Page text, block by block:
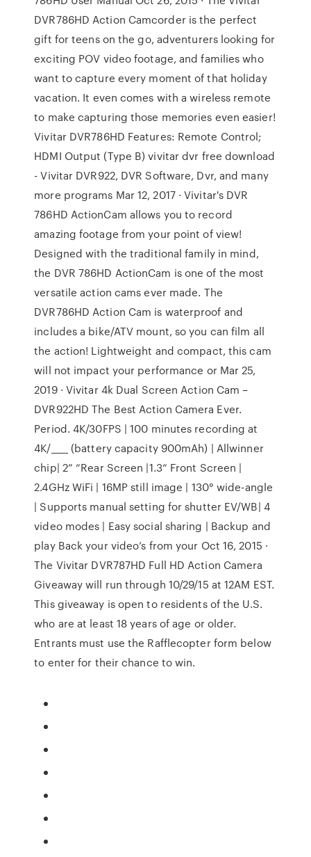
DVR786HD Action Camcorder is the perfect
gift for teens on the go, adventurers looking for
exciting POV video footage, and families who
want to capture every moment of that holiday
vacation. It even comes with a wireless remote
to make capturing those memories even easier!
Vivitar DVR786HD Features: Remote Control;
HDMI Output (Type B) vivitar dvr free download
- Vivitar DVR922, DVR Software, Dvr, and many
more programs Mar 12, 2017 · Vivitar's DVR
786HD ActionCam allows you to record
amazing footage from your point of view!
Designed with the traditional family in mind,
the DVR 786HD ActionCam is one of the most
versatile action cams ever made. The
DVR786HD Action Cam is waterproof and
includes a bike/ATV mount, so you can film all
the action! Lightweight and compact, this cam
will not impact your performance or Mar 25,
2019 · Vivitar 4k Dual Screen Action Cam –
DVR922HD The Best Action Camera Ever.
Period. 4K/30FPS | 100 minutes recording at
4K/____ (battery capacity 900mAh) | Allwinner
chip| 2” “Rear Screen |1.3“ Front Screen |
2.4GHz WiFi | 16MP still image | 130° wide-angle
| Supports manual setting for shutter EV/WB| 4
video modes | Easy social sharing | Backup and
play Back your video’s from your Oct 16, 2015 ·
The Vivitar DVR787HD Full HD Action Camera
Giveaway will run through 10/29/15 at 12AM EST.
This giveaway is open to residents of the U.S.
who are at least 18 years of age or older.
Entrants must use the Rafflecopter form below
to enter for their chance to win.